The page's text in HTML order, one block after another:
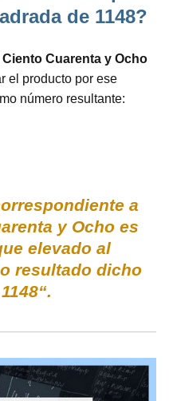
de 1148?
Ciento Cuarenta y Ocho
el producto por ese
número resultante:
a
y Ocho es
elevado al
resultado dicho